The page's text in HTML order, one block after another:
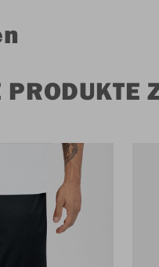
PRODUKTE